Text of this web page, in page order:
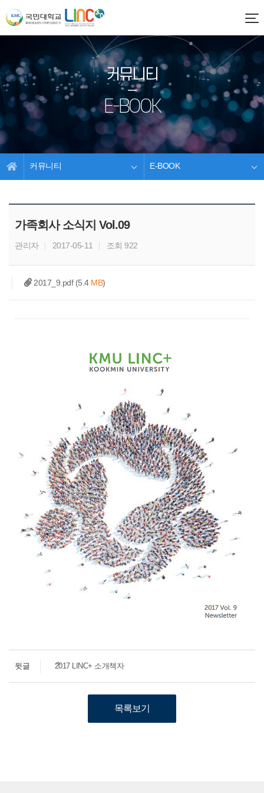
커뮤니티
E-BOOK
커뮤니티 E-BOOK
가족회사 소식지 Vol.09
관리자 2017-05-11 조회 922
2017_9.pdf (5.4 MB)
윗글 2017 LINC+ 소개책자
목록보기